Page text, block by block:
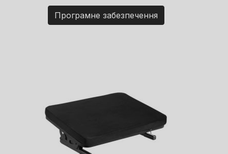
Програмне забезпечення